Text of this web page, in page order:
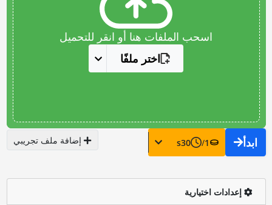
اسحب الملفات هنا أو انقر للتحميل
اختر ملفًا
ابدأ 1
/
30
s إضافة ملف تجريبي
إعدادات اختيارية